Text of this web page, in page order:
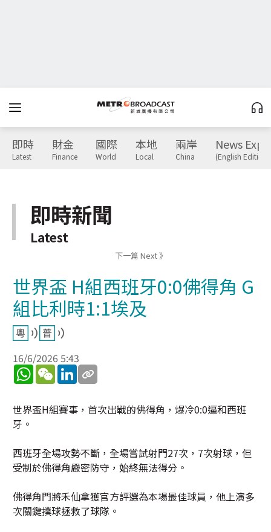
即時
Latest
財金
Finance
國際
World
本地
Local
兩岸
China
News
(English Edition)
即時新聞
Latest
下一篇 Next 》
世界盃 H組西班牙0:0佛得角 G
組比利時1:1埃及
16/6/2026 5:43
WhatsApp
WeChatLinkedIn
世界盃H組賽事，首次出戰的佛得角，爆冷0:0逼和西班
牙。
西班牙全場攻勢不斷，全場嘗試射門27次，7次射球，但
受制於佛得角嚴密防守，始終無法得分。
佛得角門將禾仙拿獲官方評選為本場最佳球員，他上演多
次關鍵撲球拯救了球隊。